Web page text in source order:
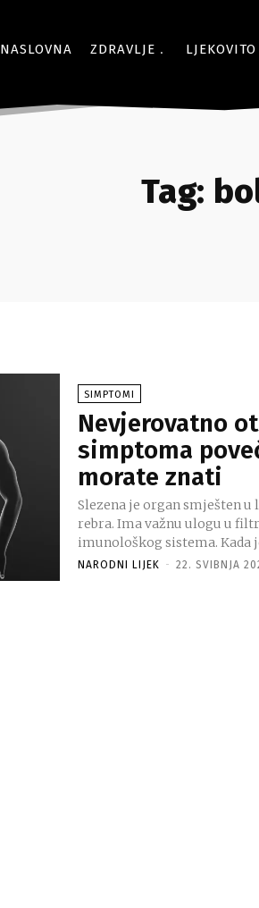
NASLOVNA ZDRAVLJE
Tag:
SIMPTOMI
Nevjerovatno
simptoma
morate znati
Slezena je organ smješten
rebra. Ima važnu ulogu u
imunološkog sistema. Kada
NARODNI LIJEK - 22. SVIBNJA